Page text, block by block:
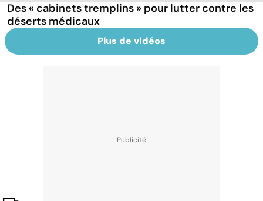
Des « cabinets tremplins » pour lutter contre les
déserts médicaux
Plus de vidéos